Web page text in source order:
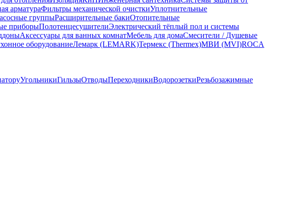
арматураФильтры механической очисткиУплотнительные
группыРасширительные бакиОтопительные
приборыПолотенцесушителиЭлектрический тёплый пол и системы
Аксессуары для ванных комнатМебель для домаСмесители / Душевые
оборудованиеЛемарк (LEMARK)Термекс (Thermex)МВИ (MVI)ROCA
УгольникиГильзыОтводыПереходникиВодорозеткиРезьбозажимные